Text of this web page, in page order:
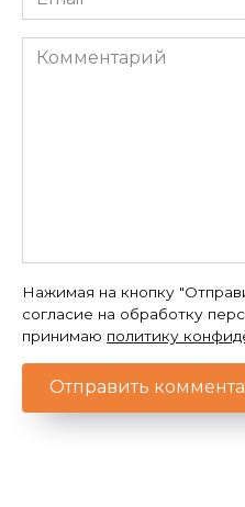
*
Комментарий
Нажимая на кнопку
согласие на обработку
принимаю политику